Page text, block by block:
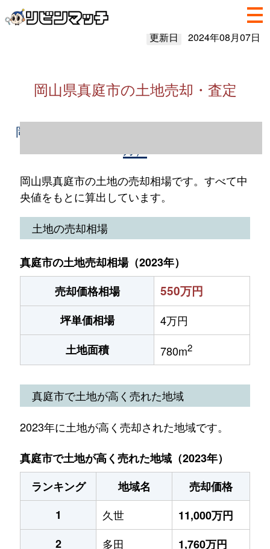
更新日 2024年08月07日
岡山県真庭市の土地売却・査定
岡山県真庭市の土地売却情報（2023年1～12
岡山県真庭市の土地の売却相場です。すべて中
央値をもとに算出しています。
土地の売却相場
真庭市の土地売却相場（2023年）
売却価格相場
550万円
坪単価相場
4万円
土地面積
780m2
真庭市で土地が高く売れた地域
2023年に土地が高く売却された地域です。
真庭市で土地が高く売れた地域（2023年）
ランキング
地域名
売却価格
1
久世
11,000万円
2
多田
1,760万円